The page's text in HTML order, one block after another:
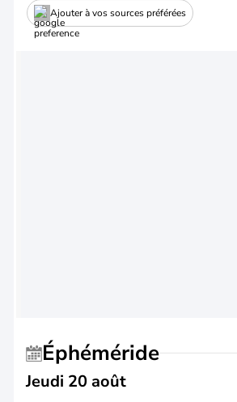
Ajouter à vos sources préférées
Éphéméride
Jeudi 20 août